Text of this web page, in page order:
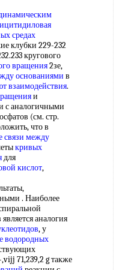
средах
клубки 229-232
кругового
вращения2зе,
основаниями в
взаимодействия.
и
с аналогичными
(см. стр.
что в
связи между
кривых
для
кислот,
. Наиболее
аналогия
, у
водородных
71,239,2 g также